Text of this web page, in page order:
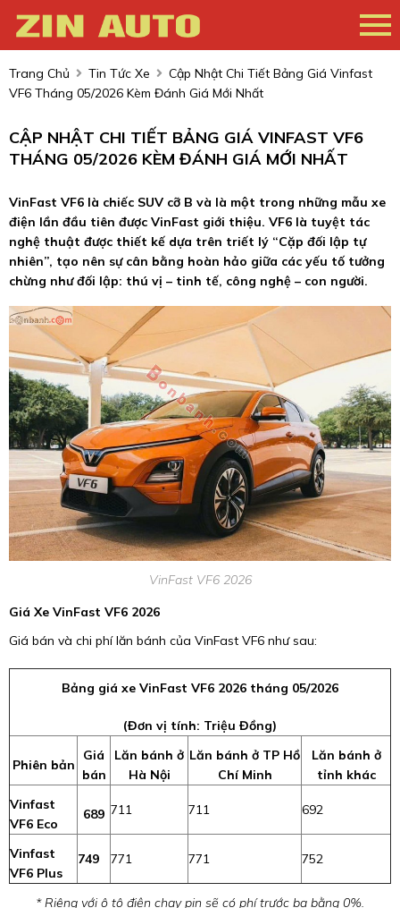
Trang Chủ Tin Tức Xe
Cập Nhật Chi Tiết Bảng Giá Vinfast
VF6 Tháng 05/2026 Kèm Đánh Giá Mới Nhất
CẬP NHẬT CHI TIẾT BẢNG GIÁ VINFAST VF6
THÁNG 05/2026 KÈM ĐÁNH GIÁ MỚI NHẤT
VinFast VF6 là chiếc SUV cỡ B và là một trong những mẫu xe
điện lần đầu tiên được VinFast giới thiệu. VF6 là tuyệt tác
nghệ thuật được thiết kế dựa trên triết lý “Cặp đối lập tự
nhiên”, tạo nên sự cân bằng hoàn hảo giữa các yếu tố tưởng
chừng như đối lập: thú vị – tinh tế, công nghệ – con người.
VinFast VF6 2026
Giá Xe VinFast VF6 2026
Giá bán và chi phí lăn bánh của VinFast VF6 như sau:
Bảng giá xe VinFast VF6 2026 tháng 05/2026
(Đơn vị tính: Triệu Đồng)
Phiên bản
Giá
bán
Lăn bánh ở
Hà Nội
Lăn bánh ở TP Hồ
Chí Minh
Lăn bánh ở
tỉnh khác
Vinfast
VF6 Eco
689 711 711 692
Vinfast
VF6 Plus
749 771 771 752
* Riêng với ô tô điện chạy pin sẽ có phí trước bạ bằng 0%.